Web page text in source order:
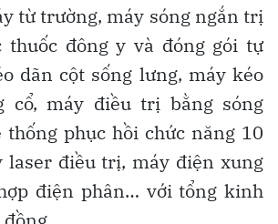
từ trường, máy sóng ngắn trị
thuốc đông y và đóng gói tự
dãn cột sống lưng, máy kéo
cổ, máy điều trị bằng sóng
phục hồi chức năng 10
laser điều trị, máy điện xung
điện phân… với tổng kinh